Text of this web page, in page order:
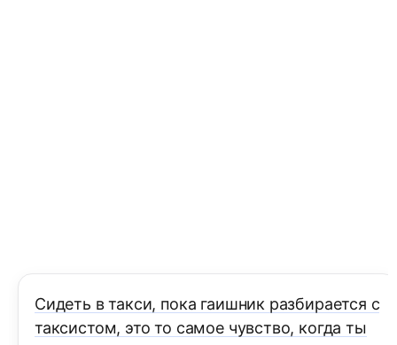
Сидеть в такси, пока гаишник разбирается с
таксистом, это то самое чувство, когда ты